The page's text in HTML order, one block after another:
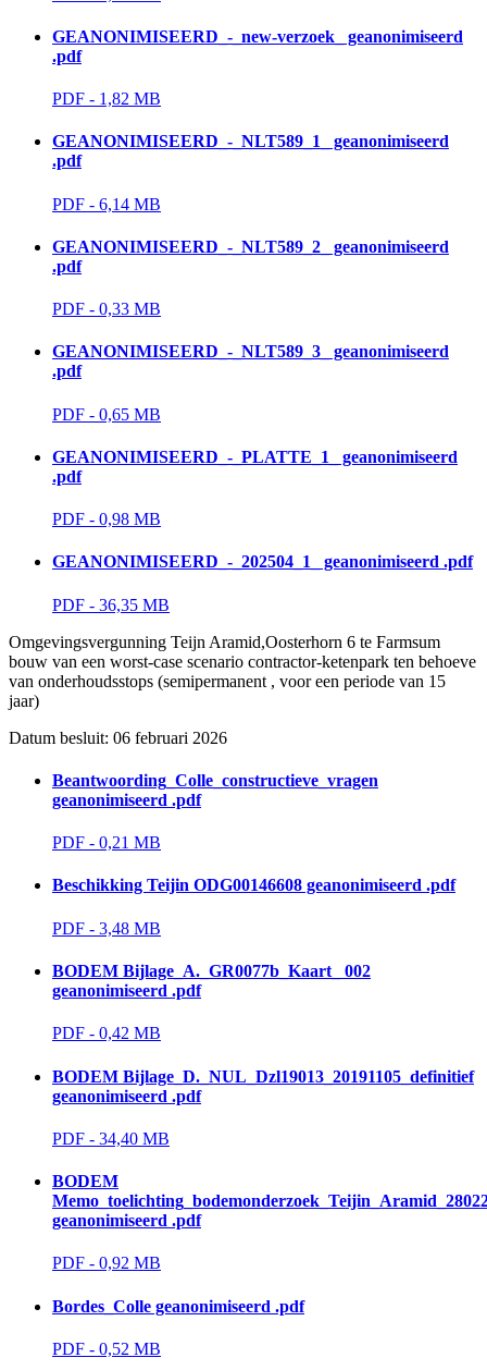
GEANONIMISEERD_-_new-verzoek_ geanonimiseerd
.pdf
PDF - 1,82 MB
GEANONIMISEERD_-_NLT589_1_ geanonimiseerd
.pdf
PDF - 6,14 MB
GEANONIMISEERD_-_NLT589_2_ geanonimiseerd
.pdf
PDF - 0,33 MB
GEANONIMISEERD_-_NLT589_3_ geanonimiseerd
.pdf
PDF - 0,65 MB
GEANONIMISEERD_-_PLATTE_1_ geanonimiseerd
.pdf
PDF - 0,98 MB
GEANONIMISEERD_-_202504_1_ geanonimiseerd .pdf
PDF - 36,35 MB
Omgevingsvergunning Teijn Aramid,Oosterhorn 6 te Farmsum
bouw van een worst-case scenario contractor-ketenpark ten behoeve
van onderhoudsstops (semipermanent , voor een periode van 15
jaar)
Datum besluit: 06 februari 2026
Beantwoording_Colle_constructieve_vragen
geanonimiseerd .pdf
PDF - 0,21 MB
Beschikking Teijin ODG00146608 geanonimiseerd .pdf
PDF - 3,48 MB
BODEM Bijlage_A._GR0077b_Kaart_ 002
geanonimiseerd .pdf
PDF - 0,42 MB
BODEM Bijlage_D._NUL_Dzl19013_20191105_definitief
geanonimiseerd .pdf
PDF - 34,40 MB
BODEM
geanonimiseerd .pdf
PDF - 0,92 MB
Bordes_Colle geanonimiseerd .pdf
PDF - 0,52 MB